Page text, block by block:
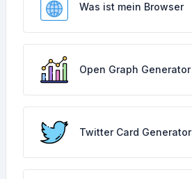
Was ist mein Browser
Open Graph Generator
Twitter Card Generator